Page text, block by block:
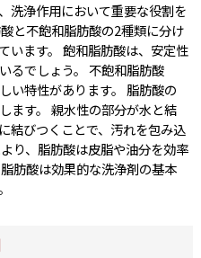
洗浄作用において重要な役割を
と不飽和脂肪酸の2種類に分け
います。 飽和脂肪酸は、安定性
るでしょう。 不飽和脂肪酸
い特性があります。 脂肪酸の
ます。 親水性の部分が水と結
結びつくことで、汚れを包み込
り、脂肪酸は皮脂や油分を効率
肪酸は効果的な洗浄剤の基本